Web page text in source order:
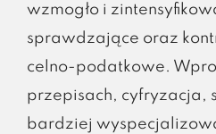
wzmogło i
sprawdzające oraz
celno-podatkowe.
przepisach, cyfryzacja,
bardziej